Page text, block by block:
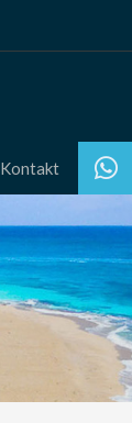
Kontakt